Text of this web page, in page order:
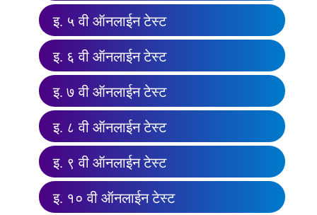
इ. ५ वी ऑनलाईन टेस्ट
इ. ६ वी ऑनलाईन टेस्ट
इ. ७ वी ऑनलाईन टेस्ट
इ. ८ वी ऑनलाईन टेस्ट
इ. ९ वी ऑनलाईन टेस्ट
इ. १० वी ऑनलाईन टेस्ट